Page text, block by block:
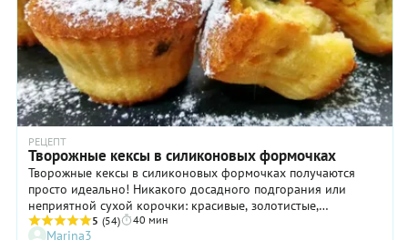
РЕЦЕПТ
Творожные кексы в силиконовых формочках
Творожные кексы в силиконовых формочках получаются
просто идеально! Никакого досадного подгорания или
неприятной сухой корочки: красивые, золотистые,
ароматные, нежнейшие… Благодарю присутствию в тесте
5 (54) 40 мин
Marina3